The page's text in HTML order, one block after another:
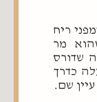
ריח
מר
שדורס
כדרך
שם.